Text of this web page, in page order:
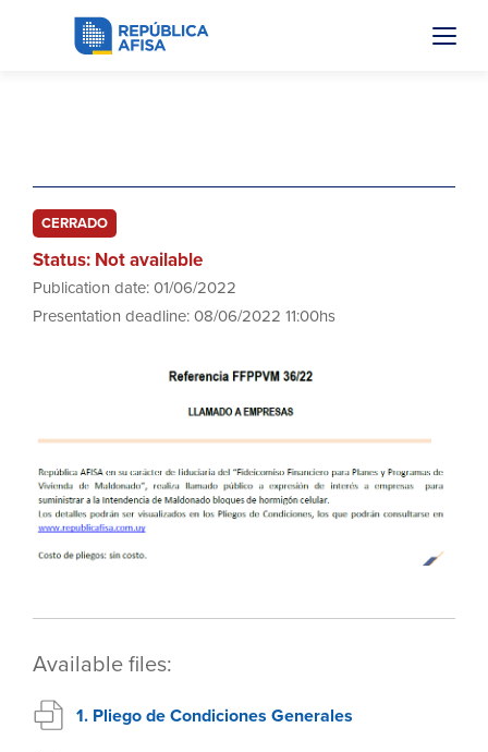
CERRADO
Status: Not available
Publication date: 01/06/2022
Presentation deadline: 08/06/2022 11:00hs
Available files:
1. Pliego de Condiciones Generales